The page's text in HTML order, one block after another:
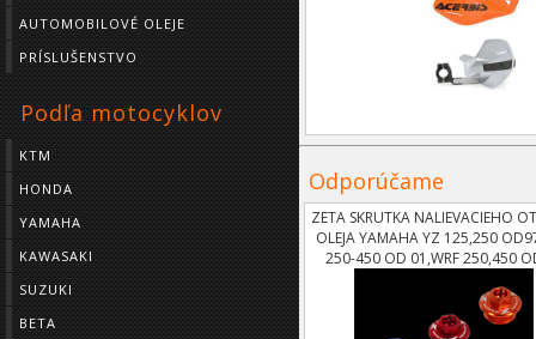
AUTOMOBILOVÉ OLEJE
PRÍSLUŠENSTVO
Podľa motocyklov
KTM
HONDA
YAMAHA
KAWASAKI
SUZUKI
BETA
Odporúčame
ZETA SKRUTKA NALIEVACIEHO
OLEJA YAMAHA YZ 125,250
250-450 OD 01,WRF 250,450